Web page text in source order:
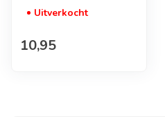
Uitverkocht
Normale prijs
10,95